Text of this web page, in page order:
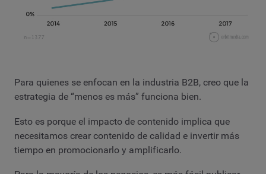
Para quienes se enfocan en la industria B2B, creo que la
estrategia de “menos es más” funciona bien.
Esto es porque el impacto de contenido implica que
necesitamos crear contenido de calidad e invertir más
tiempo en promocionarlo y amplificarlo.